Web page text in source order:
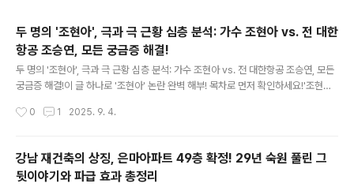
두 명의 '조현아', 극과 극 근황 심층 분석: 가수 조현아 vs. 전 대한
항공 조승연, 모든 궁금증 해결!
두 명의 '조현아', 극과 극 근황 심층 분석: 가수 조현아 vs. 전 대한항공 조승연, 모든
궁금증 해결!이 글 하나로 '조현아' 논란 완벽 해부! 목차로 먼저 확인하세요!'조현아'
취: 시간 순서로 본 주요 사건가수 조현아, '미우새'가 밝힌 감동적인 가족사와 진심전
'조현아'를 향한 대중의 시선과 시사점아직 궁금하세요? '조현아'에 대한 모든 의문,
Q&A로 해결!두 개의 이름, 두 개의 삶: '조현아'가 던지는 우리 시대의 메시지'조현
아' 이름에 담긴 두 개의 얼굴, 왜 이렇게 다른가요? ..
0 1 2025. 9. 4.
강남 재건축의 상징, 은마아파트 49층 확정! 29년 숙원 풀린 그
뒷이야기와 파급 효과 총정리